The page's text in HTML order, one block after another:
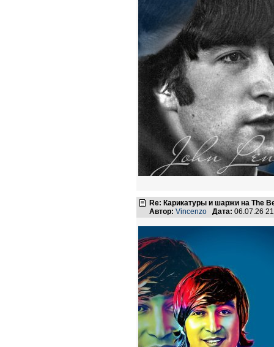
Re: Карикатуры и шаржи на The
Автор: Vincenzo Дата: 06.07.26